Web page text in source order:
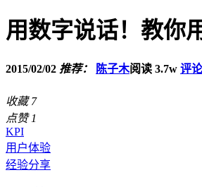
用数字说话！教你
2015/02/02 推荐： 陈子木阅读 3.7w 评
收藏 7
点赞 1
KPI
用户体验
经验分享